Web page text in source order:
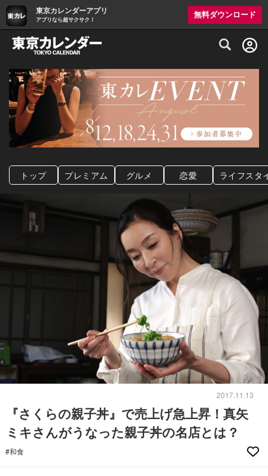
東京カレンダーアプリ
アプリなら超サクサク！
無料ダウンロード
グルメ情報・プレミアムレストラン予約
トップ プレミアム グルメ 恋愛 ライフスタ
2017.11.13
『さくらの親子丼』で売上げ急上昇！真矢
ミキさんがうなった親子丼の名店とは？
#和食